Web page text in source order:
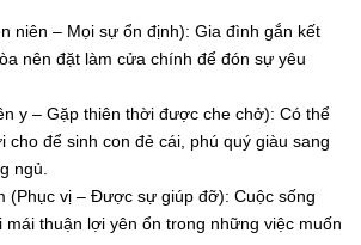
niên – Mọi sự ổn định): Gia đình gắn kết
nên đặt làm cửa chính để đón sự yêu
y – Gặp thiên thời được che chở): Có thể
cho để sinh con đẻ cái, phú quý giàu sang
ngủ.
(Phục vị – Được sự giúp đỡ): Cuộc sống
mái thuận lợi yên ổn trong những việc muốn